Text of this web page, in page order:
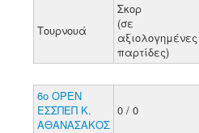
Τουρνουά
Σκορ
(σε
αξιολογημένες
παρτίδες)
6ο ΟΡΕΝ
ΕΣΣΠΕΠ Κ.
ΑΘΑΝΑΣΑΚΟΣ
0 / 0